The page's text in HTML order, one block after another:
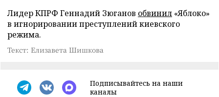
Лидер КПРФ Геннадий Зюганов обвинил «Яблоко»
в игнорировании преступлений киевского
режима.
Текст: Елизавета Шишкова
Подписывайтесь на наши
каналы